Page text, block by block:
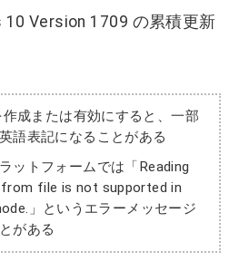
Version 1709 の累積更新
成または有効にすると、一部
語表記になることがある
ットフォームでは「Reading
file is not supported in
」というエラーメッセージ
がある